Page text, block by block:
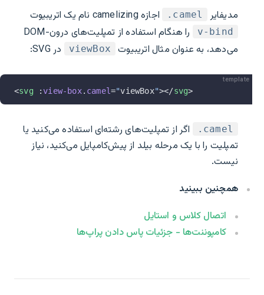
مدیفایر ‎.camel اجازه camelizing نام یک اتریبیوت
v-bind
را هنگام استفاده از تمپلیت‌های درون-DOM
می‌دهد، به عنوان مثال اتریبیوت
viewBox در SVG:
template
<svg :view-box. camel="viewBox"></svg>
‎.camel
اگر از تمپلیت‌های رشته‌ای استفاده می‌کنید یا
تمپلیت را با یک مرحله بیلد از پیش‌کامپایل می‌کنید، نیاز
نیست.
همچنین ببینید
اتصال کلاس و استایل
کامپوننت‌ها - جزئیات پاس دادن پراپ‌ها